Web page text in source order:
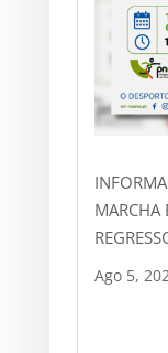
MARCHA
Ago 5,